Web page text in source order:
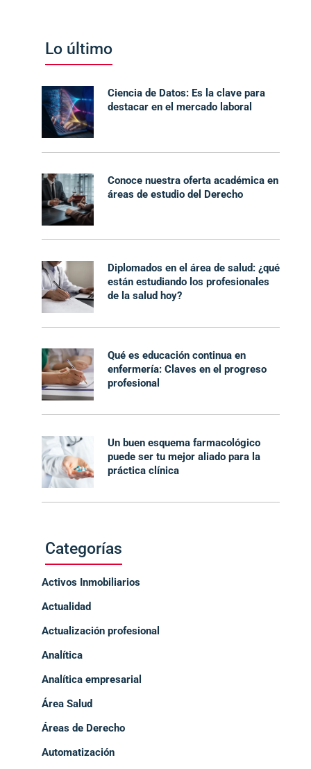
Lo último
Ciencia de Datos: Es la clave para
destacar en el mercado laboral
Conoce nuestra oferta académica en
áreas de estudio del Derecho
Diplomados en el área de salud: ¿qué
están estudiando los profesionales
de la salud hoy?
Qué es educación continua en
enfermería: Claves en el progreso
profesional
Un buen esquema farmacológico
puede ser tu mejor aliado para la
práctica clínica
Categorías
Activos Inmobiliarios
Actualidad
Actualización profesional
Analítica
Analítica empresarial
Área Salud
Áreas de Derecho
Automatización